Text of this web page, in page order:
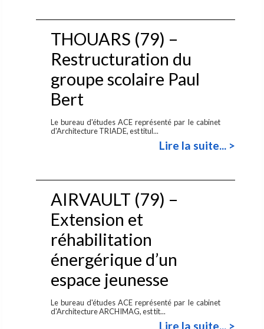
THOUARS (79) –
Restructuration du
groupe scolaire Paul
Bert
Le bureau d'études ACE représenté par le cabinet
d'Architecture TRIADE, est titul...
Lire la suite... >
AIRVAULT (79) –
Extension et
réhabilitation
énergérique d’un
espace jeunesse
Le bureau d'études ACE représenté par le cabinet
d'Architecture ARCHIMAG, est tit...
Lire la suite... >